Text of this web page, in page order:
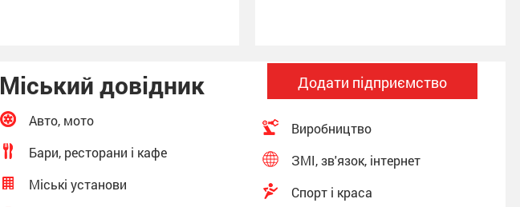
Міський довідник
Авто, мото
Бари, ресторани і кафе
Міські установи
Додати підприємство
Виробництво
ЗМІ, зв'язок, інтернет
Спорт і краса